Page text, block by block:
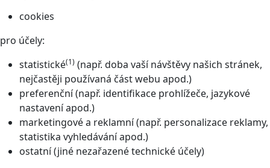
cookies
pro účely:
statistické(1) (např. doba vaší návštěvy našich stránek,
nejčastěji používaná část webu apod.)
preferenční (např. identifikace prohlížeče, jazykové
nastavení apod.)
marketingové a reklamní (např. personalizace reklamy,
statistika vyhledávání apod.)
ostatní (jiné nezařazené technické účely)